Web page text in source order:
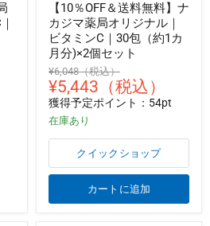
【10％OFF＆送料無料】ナ
カジマ薬局オリジナル｜
ビタミンC｜30包（約1カ
月分)×2個セット
元
の
価
格
¥6,048（税込）
現
在
の
価
¥5,443（税込）
獲得予定ポイント：54pt
在庫あり
クイックショップ
カートに追加